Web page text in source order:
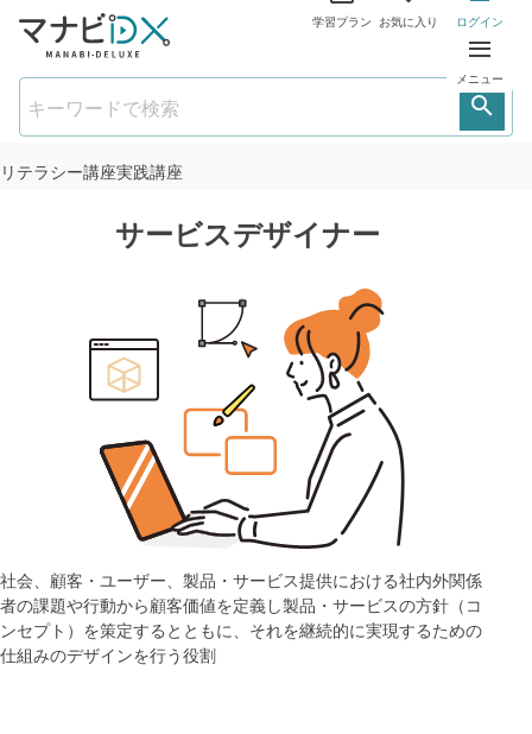
学習プラン お気に入り ログイン
メニュー
リテラシー講座実践講座
サービスデザイナー
社会、顧客・ユーザー、製品・サービス提供における社内外関係
者の課題や行動から顧客価値を定義し製品・サービスの方針（コ
ンセプト）を策定するとともに、それを継続的に実現するための
仕組みのデザインを行う役割